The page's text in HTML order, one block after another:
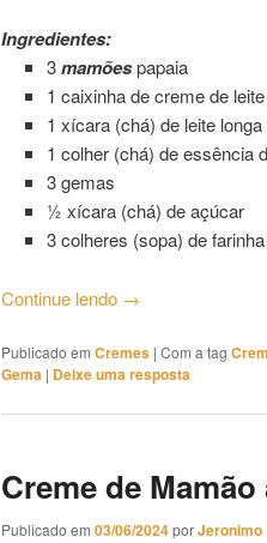
Ingredientes:
3mamõespapaia
1 caixinha de creme de leite
1 xícara (chá) de leite longa
1 colher (chá) de essência
3 gemas
½ xícara (chá) de açúcar
3 colheres (sopa) de
Continue lendo →
Publicado em Cremes | Com a tag
Gema | Deixe uma resposta
Creme de
Publicado em 03/06/2024porJeronimo